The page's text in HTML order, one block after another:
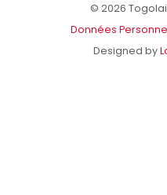
© 2026
Données
Designed by